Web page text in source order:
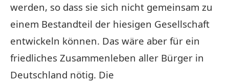
werden, so dass sie sich nicht gemeinsam zu
einem Bestandteil der hiesigen Gesellschaft
entwickeln können. Das wäre aber für ein
friedliches Zusammenleben aller Bürger in
Deutschland nötig. Die